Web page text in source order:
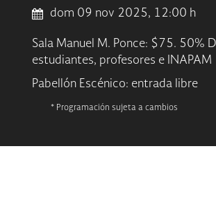
dom 09 nov 2025, 12:00 h
Sala Manuel M. Ponce: $75. 50%
estudiantes, profesores e INAPAM
Pabellón Escénico: entrada libre
* Programación sujeta a cambios